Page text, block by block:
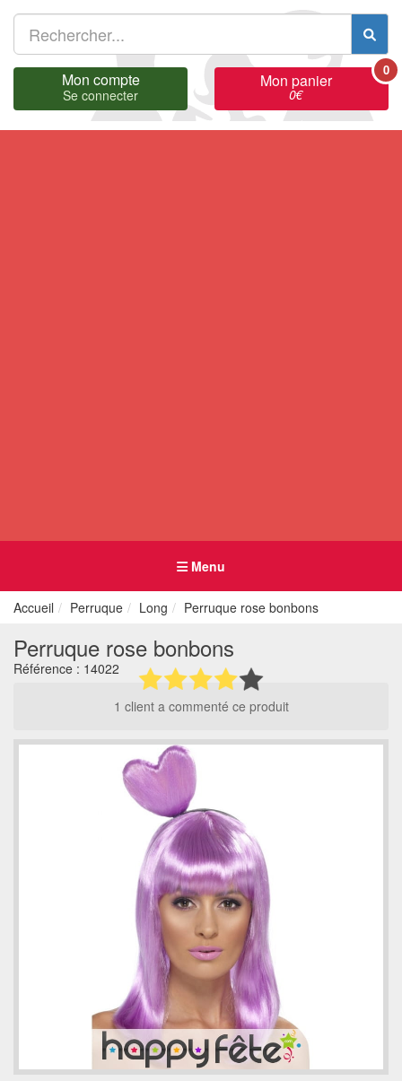
Mon compte
Se connecter
Mon panier
0€
0
Menu
Accueil Perruque Long Perruque rose bonbons
Perruque rose bonbons
Référence : 14022
1 client a commenté ce produit